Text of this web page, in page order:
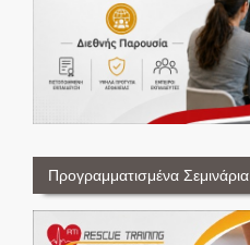
Προγραμματισμένα Σεμινάρια